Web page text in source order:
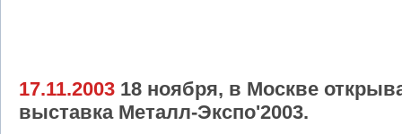
17.11.2003 18 ноября, в Москве
выставка Металл-Экспо'2003.